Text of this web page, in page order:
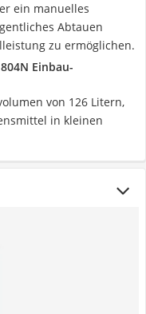
ein manuelles
Abtauen
zu ermöglichen.
Einbau-
von 126 Litern,
in kleinen